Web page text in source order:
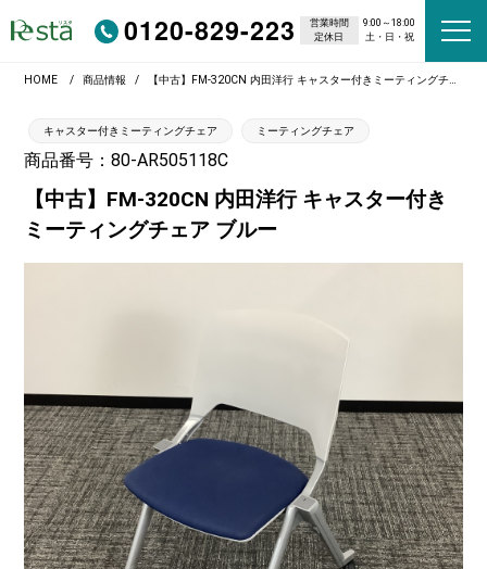
0120-829-223 営業時間
9:00～18:00
定休日
土・日・祝
HOME 商品情報 【中古】FM-320CN 内田洋行 キャスター付きミーティングチェア ブルー
キャスター付きミーティングチェア ミーティングチェア
商品番号：80-AR505118C
【中古】FM-320CN 内田洋行 キャスター付き
ミーティングチェア ブルー